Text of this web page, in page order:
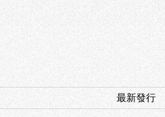
最新發行